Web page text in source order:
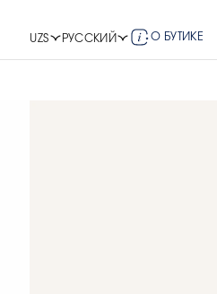
UZS РУССКИЙ О БУТИКЕ